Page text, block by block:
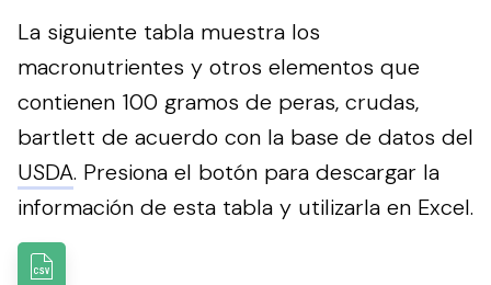
La siguiente tabla muestra los
macronutrientes y otros elementos que
contienen 100 gramos de peras, crudas,
bartlett de acuerdo con la base de datos del
USDA. Presiona el botón para descargar la
información de esta tabla y utilizarla en Excel.